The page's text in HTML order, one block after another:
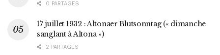
0 PARTAGES
17 juillet 1932 : Altonaer Blutsonntag (« dimanche
sanglant à Altona »)
2 PARTAGES